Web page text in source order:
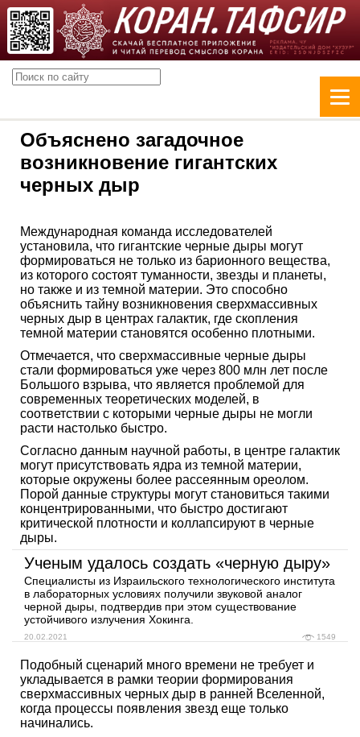
Объяснено загадочное
возникновение гигантских
черных дыр
Международная команда исследователей
установила, что гигантские черные дыры могут
формироваться не только из барионного вещества,
из которого состоят туманности, звезды и планеты,
но также и из темной материи. Это способно
объяснить тайну возникновения сверхмассивных
черных дыр в центрах галактик, где скопления
темной материи становятся особенно плотными.
Отмечается, что сверхмассивные черные дыры
стали формироваться уже через 800 млн лет после
Большого взрыва, что является проблемой для
современных теоретических моделей, в
соответствии с которыми черные дыры не могли
расти настолько быстро.
Согласно данным научной работы, в центре галактик
могут присутствовать ядра из темной материи,
которые окружены более рассеянным ореолом.
Порой данные структуры могут становиться такими
концентрированными, что быстро достигают
критической плотности и коллапсируют в черные
дыры.
Ученым удалось создать «черную дыру»
Специалисты из Израильского технологического института
в лабораторных условиях получили звуковой аналог
черной дыры, подтвердив при этом существование
устойчивого излучения Хокинга.
20.02.2021 1549
Подобный сценарий много времени не требует и
укладывается в рамки теории формирования
сверхмассивных черных дыр в ранней Вселенной,
когда процессы появления звезд еще только
начинались.